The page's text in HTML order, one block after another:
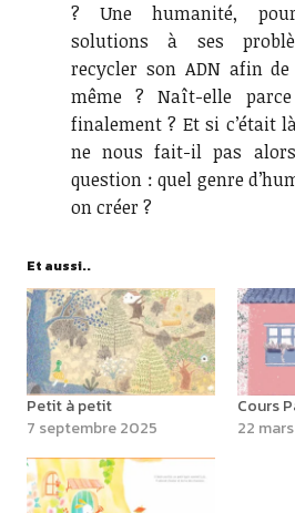
? Une humanité,
solutions à ses
recycler son ADN afin
même ? Naît-elle
finalement ? Et si c’était
ne nous fait-il pas
question : quel genre
on créer ?
Et aussi..
Petit à petit
7 septembre 2025
Cours
22